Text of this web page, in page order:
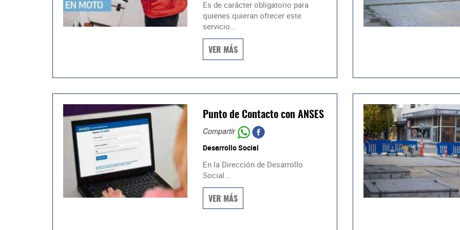
Es de carácter obligatorio para
quienes quieran ofrecer este
servicio...
VER MÁS
Punto de Contacto con ANSES
Compartir
Desarrollo Social
En la Dirección de Desarrollo
Social...
VER MÁS